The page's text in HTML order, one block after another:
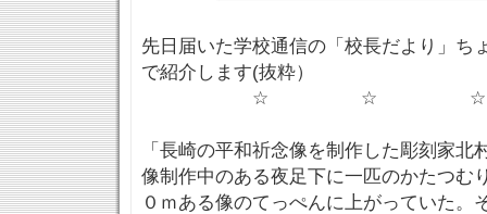
先日届いた学校通信の「校長だより」ち
で紹介します(抜粋）
☆ ☆ ☆
「長崎の平和祈念像を制作した彫刻家北
像制作中のある夜足下に一匹のかたつ
０ｍある像のてっぺんに上がっていた。